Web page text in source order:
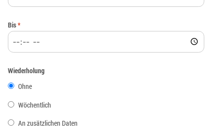
Bis*
Wiederholung
Ohne
Wöchentlich
An zusätzlichen Daten